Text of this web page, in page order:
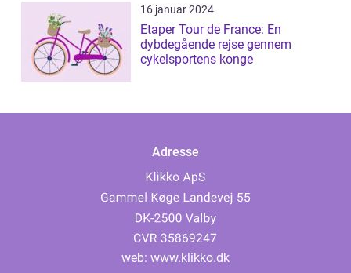
16 januar 2024
Etaper Tour de France: En
dybdegående rejse gennem
cykelsportens konge
Adresse
web: www.klikko.dk